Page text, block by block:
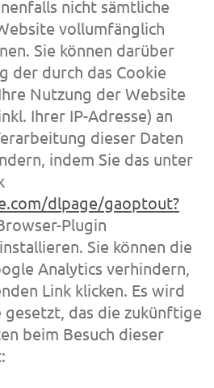
nicht sämtliche
vollumfänglich
Sie können darüber
der durch das Cookie
Nutzung der Website
Ihrer IP-Adresse) an
dieser Daten
indem Sie das unter
dlpage/gaoptout?
Plugin
Sie können die
Analytics verhindern,
Link klicken. Es wird
gesetzt, das die zukünftige
beim Besuch dieser